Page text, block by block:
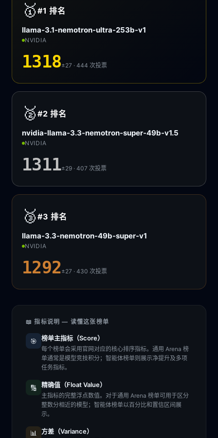
🥇 #1排名
llama-3.1-nemotron-ultra-253b-v1
NVIDIA
1318±27 · 444次投票
🥈 #2排名
nvidia-llama-3.3-nemotron-super-49b-v1.5
NVIDIA
1311±29 · 407次投票
🥉 #3排名
llama-3.3-nemotron-49b-super-v1
NVIDIA
1292±27 · 430次投票
📖 指标说明 — 读懂这张榜单
🎯 榜单主指标（Score）
每个榜单会采用官网对应的核心排序指标。通用 Arena 榜
单通常是模型竞技积分；智能体榜单则展示净提升及多项
任务指标。
🔢 精确值（Float Value）
主指标的完整浮点数值。对于通用 Arena 榜单可用于区分
整数分相近的模型；智能体榜单以百分比和置信区间展
示。
📊 方差（Variance）